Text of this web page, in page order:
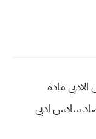
مادة
سادس ادبي